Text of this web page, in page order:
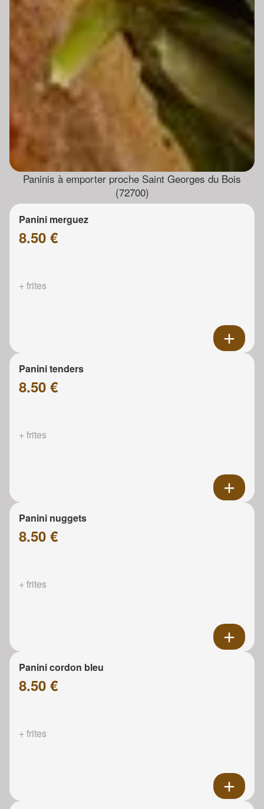
Paninis à emporter proche Saint Georges du Bois
(72700)
Panini merguez
8.50 €
+ frites
Panini tenders
8.50 €
+ frites
Panini nuggets
8.50 €
+ frites
Panini cordon bleu
8.50 €
+ frites